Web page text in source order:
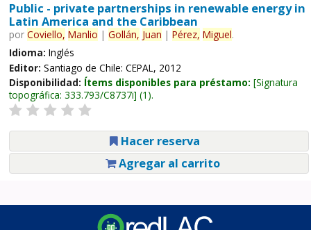
Public - private partnerships in renewable energy in
Latin America and the Caribbean
por Coviello, Manlio | Gollán, Juan | Pérez, Miguel.
Idioma: Inglés
Editor: Santiago de Chile: CEPAL, 2012
Disponibilidad: Ítems disponibles para préstamo: Signatura
topográfica: 333.793/C8737i (1).
Hacer reserva
Agregar al carrito